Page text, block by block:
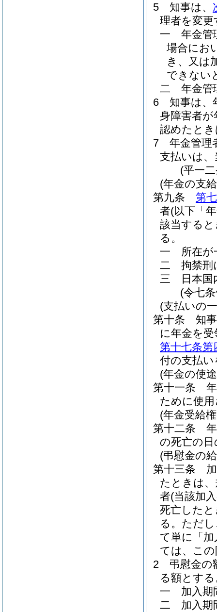
5
知事は、
理者を変
一
年金管
場合にお
き、又は
できない
二
年金管
6
知事は、
身障害者
認めたと
7
年金管理
支払いは
(平一
(年金の支
第九条
第
者(以下「
該当する
る。
一
所在
二
拘禁刑
三
日本
(令七
(支払いの
第十条
知
に年金を
第十七条第
付の支払
(年金の使
第十一条
ために使
(年金受給
第十二条
の死亡の
(弔慰金の
第十三条
たときは
者(当該加
死亡した
る。 ただ
て単に「
ては、こ
2
弔慰金の
る額とす
一
加入期
二
加入期